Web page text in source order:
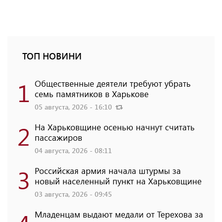
ТОП НОВИНИ
1 Общественные деятели требуют убрать
семь памятников в Харькове
05 августа, 2026 - 16:10
2 На Харьковщине осенью начнут считать
пассажиров
04 августа, 2026 - 08:11
3 Российская армия начала штурмы за
новый населенный пункт на Харьковщине
03 августа, 2026 - 09:45
Младенцам выдают медали от Терехова за